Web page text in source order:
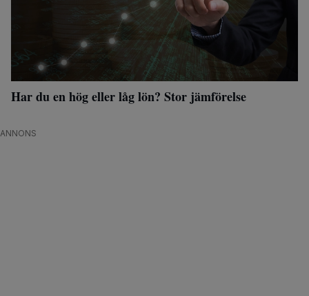
Har du en hög eller låg lön? Stor jämförelse
ANNONS